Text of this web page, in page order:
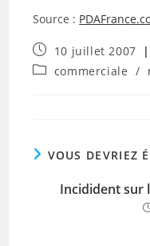
Source :
Publication
publiée :
10 juillet 2007
Postcommerciale /
VOUS DEVRIEZ
Incidident sur